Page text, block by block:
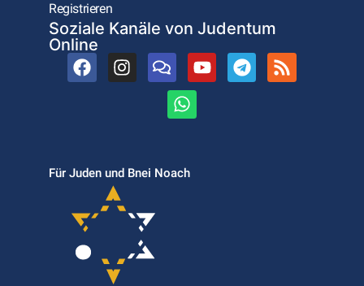
Registrieren
Soziale Kanäle von Judentum
Online
Für Juden und Bnei Noach